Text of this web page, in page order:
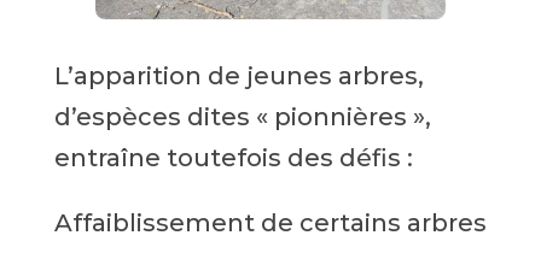
L’apparition de jeunes arbres,
d’espèces dites « pionnières »,
entraîne toutefois des défis :
Affaiblissement de certains arbres